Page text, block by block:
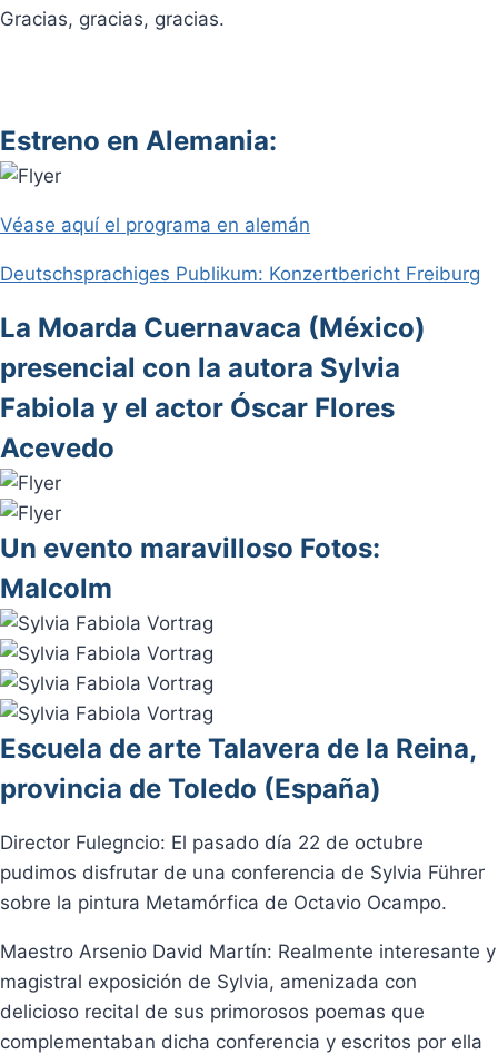
Gracias, gracias, gracias.
Estreno en Alemania:
Véase aquí el programa en alemán
Deutschsprachiges Publikum: Konzertbericht Freiburg
La Moarda Cuernavaca (México)
presencial con la autora Sylvia
Fabiola y el actor Óscar Flores
Acevedo
Un evento maravilloso Fotos:
Malcolm
Escuela de arte Talavera de la Reina,
provincia de Toledo (España)
Director Fulegncio: El pasado día 22 de octubre
pudimos disfrutar de una conferencia de Sylvia Führer
sobre la pintura Metamórfica de Octavio Ocampo.
Maestro Arsenio David Martín: Realmente interesante y
magistral exposición de Sylvia, amenizada con
delicioso recital de sus primorosos poemas que
complementaban dicha conferencia y escritos por ella